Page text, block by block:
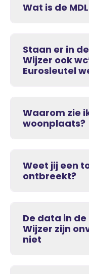
Wat is de
Staan er in
Wijzer ook
Eurosleutel
Waarom zie
woonplaats?
Weet jij een
ontbreekt?
De data in de
Wijzer zijn
niet